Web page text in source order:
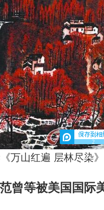
2
万山红遍 层林尽染
曾等被美国国际